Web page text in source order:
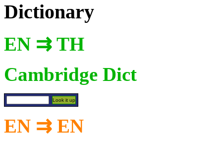
Dictionary
EN ⇉ TH
Cambridge Dict
EN ⇉ EN